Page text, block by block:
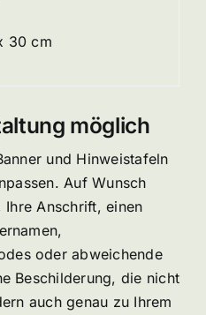
30 cm
möglich
und Hinweistafeln
Auf Wunsch
Anschrift, einen
oder abweichende
Beschilderung, die nicht
auch genau zu Ihrem